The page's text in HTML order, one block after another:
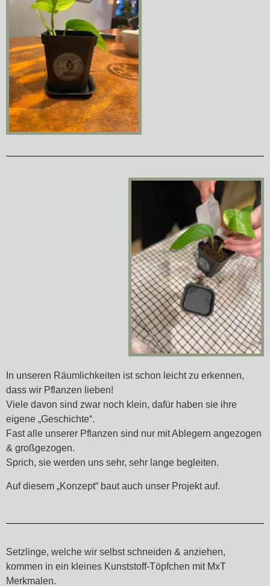
In unseren Räumlichkeiten ist schon leicht zu erkennen,
dass wir Pflanzen lieben!
Viele davon sind zwar noch klein, dafür haben sie ihre
eigene „Geschichte“.
Fast alle unserer Pflanzen sind nur mit Ablegern angezogen
& großgezogen.
Sprich, sie werden uns sehr, sehr lange begleiten.
Auf diesem „Konzept“ baut auch unser Projekt auf.
Setzlinge, welche wir selbst schneiden & anziehen,
kommen in ein kleines Kunststoff-Töpfchen mit MxT
Merkmalen.